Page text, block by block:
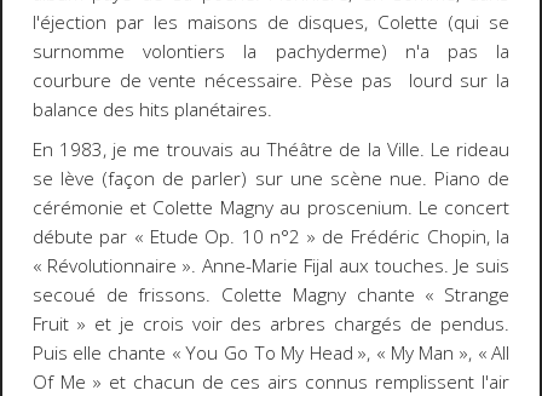
l'éjection par les maisons de disques, Colette (qui se
surnomme volontiers la pachyderme) n'a pas la
courbure de vente nécessaire. Pèse pas lourd sur la
balance des hits planétaires.
En 1983, je me trouvais au Théâtre de la Ville. Le rideau
se lève (façon de parler) sur une scène nue. Piano de
cérémonie et Colette Magny au proscenium. Le concert
débute par « Etude Op. 10 n°2 » de Frédéric Chopin, la
« Révolutionnaire ». Anne-Marie Fijal aux touches. Je suis
secoué de frissons. Colette Magny chante « Strange
Fruit » et je crois voir des arbres chargés de pendus.
Puis elle chante « You Go To My Head », « My Man », « All
Of Me » et chacun de ces airs connus remplissent l'air